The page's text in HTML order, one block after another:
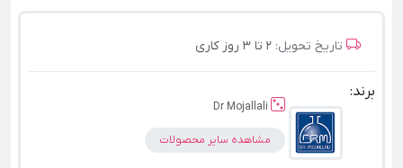
تاریخ تحویل: 2 تا 3 روز کاری
برند:
Dr Mojallali
مشاهده سایر محصولات